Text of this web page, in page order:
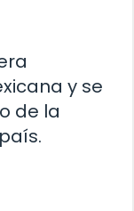
y se
de la